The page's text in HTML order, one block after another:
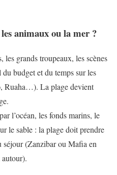
animaux ou la mer ?
les grands troupeaux, les scènes
du budget et du temps sur les
Ruaha…). La plage devient
l’océan, les fonds marins, le
le sable : la plage doit prendre
séjour (Zanzibar ou Mafia en